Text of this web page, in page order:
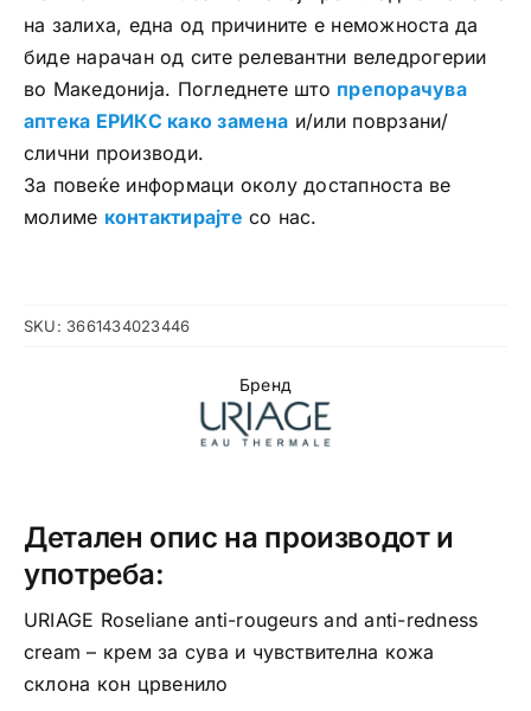
на залиха, една од причините е неможноста да
биде нарачан од сите релевантни веледрогерии
во Македонија. Погледнете што препорачува
аптека ЕРИКС како замена и/или поврзани/
слични производи.
За повеќе информаци околу достапноста ве
молиме контактирајте со нас.
SKU: 3661434023446
Бренд
Детален опис на производот и
употреба:
URIAGE Roseliane anti-rougeurs and anti-redness
cream – крем за сува и чувствителна кожа
склона кон црвенило